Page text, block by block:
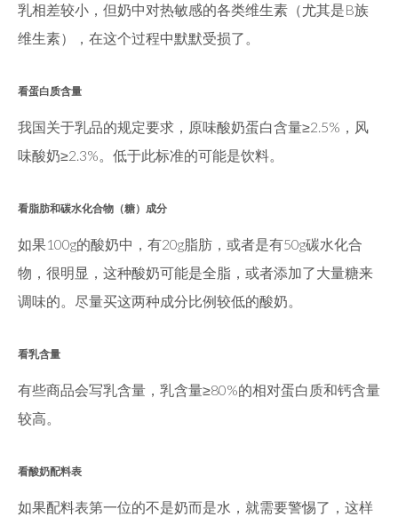
乳相差较小，但奶中对热敏感的各类维生素（尤其是B族
维生素），在这个过程中默默受损了。
看蛋白质含量
我国关于乳品的规定要求，原味酸奶蛋白含量≥2.5%，风
味酸奶≥2.3%。低于此标准的可能是饮料。
看脂肪和碳水化合物（糖）成分
如果100g的酸奶中，有20g脂肪，或者是有50g碳水化合
物，很明显，这种酸奶可能是全脂，或者添加了大量糖来
调味的。尽量买这两种成分比例较低的酸奶。
看乳含量
有些商品会写乳含量，乳含量≥80%的相对蛋白质和钙含量
较高。
看酸奶配料表
如果配料表第一位的不是奶而是水，就需要警惕了，这样